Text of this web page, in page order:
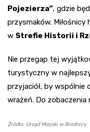
Pojezierza”, gdzie
przysmaków.
w Strefie Historii i
Nie przegap tej
turystyczny w
przyjaciół, by wspólnie
wrażeń. Do zobaczenia
Źródło: Urząd Miejski w Brodnicy